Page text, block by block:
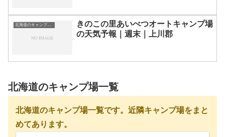
北海道のキャンプ場一覧
きのこの里あいべつオートキャンプ場
の天気予報｜週末｜上川郡
北海道のキャンプ場一覧
北海道のキャンプ場一覧です。近隣キャンプ場をまと
めてあります。